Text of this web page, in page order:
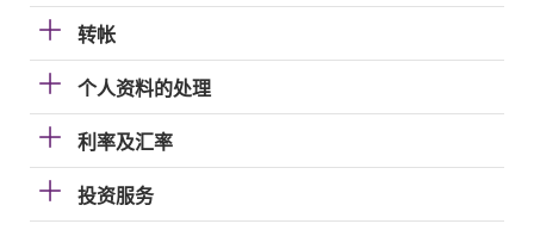
转帐
个人资料的处理
利率及汇率
投资服务